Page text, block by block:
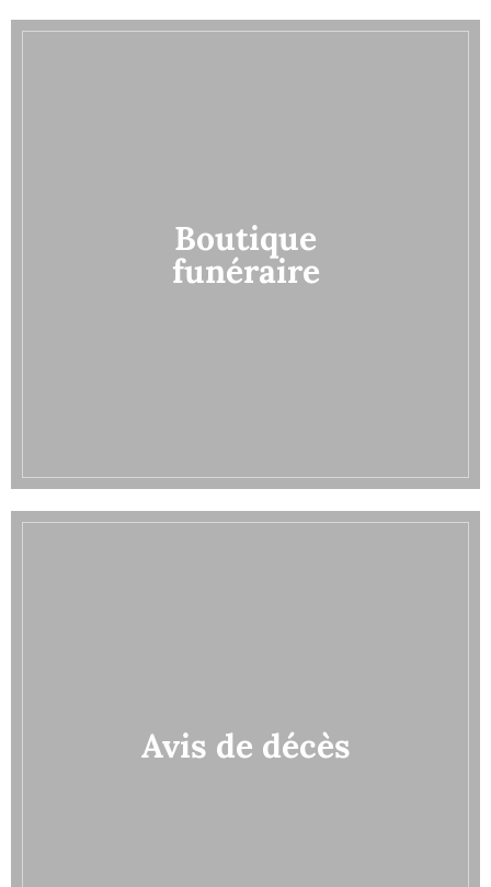
Boutique
funéraire
Avis de décès